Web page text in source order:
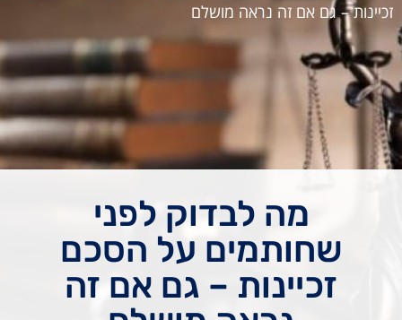
זכיינות – גם אם זה נראה מושלם
מה לבדוק לפני
שחותמים על הסכם
זכיינות – גם אם זה